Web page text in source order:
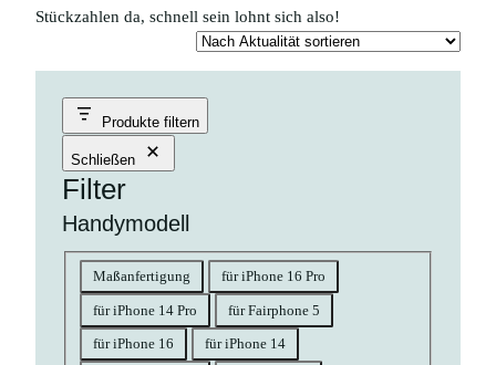
Stückzahlen da, schnell sein lohnt sich also!
Produkte filtern
Schließen
Filter
Handymodell
Handymodell
Maßanfertigung für iPhone 16 Pro
für iPhone 14 Pro für Fairphone 5
für iPhone 16 für iPhone 14